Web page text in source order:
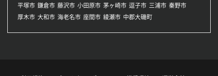
平塚市 鎌倉市 藤沢市 小田原市 茅ヶ崎市 逗子市 三浦市 秦野市
厚木市 大和市 海老名市 座間市 綾瀬市 中郡大磯町